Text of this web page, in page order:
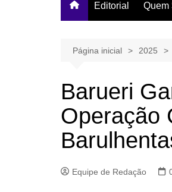
Editorial Quem
Página inicial 2025
Barueri
Operação
Equipe de Redação